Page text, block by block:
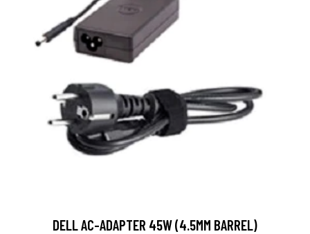
DELL AC-ADAPTER 45W (4.5MM BARREL)